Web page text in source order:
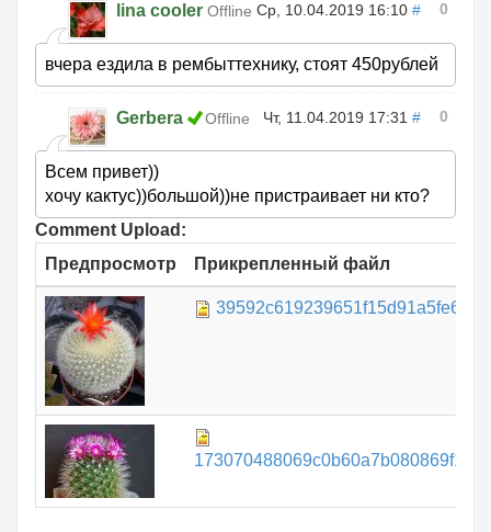
lina cooler Offline Ср, 10.04.2019 16:10 # 0
вчера ездила в рембыттехнику, стоят 450рублей
Gerbera Offline Чт, 11.04.2019 17:31 # 0
Всем привет))
хочу кактус))большой))не пристраивает ни кто?
Comment Upload:
Предпросмотр
Прикрепленный файл